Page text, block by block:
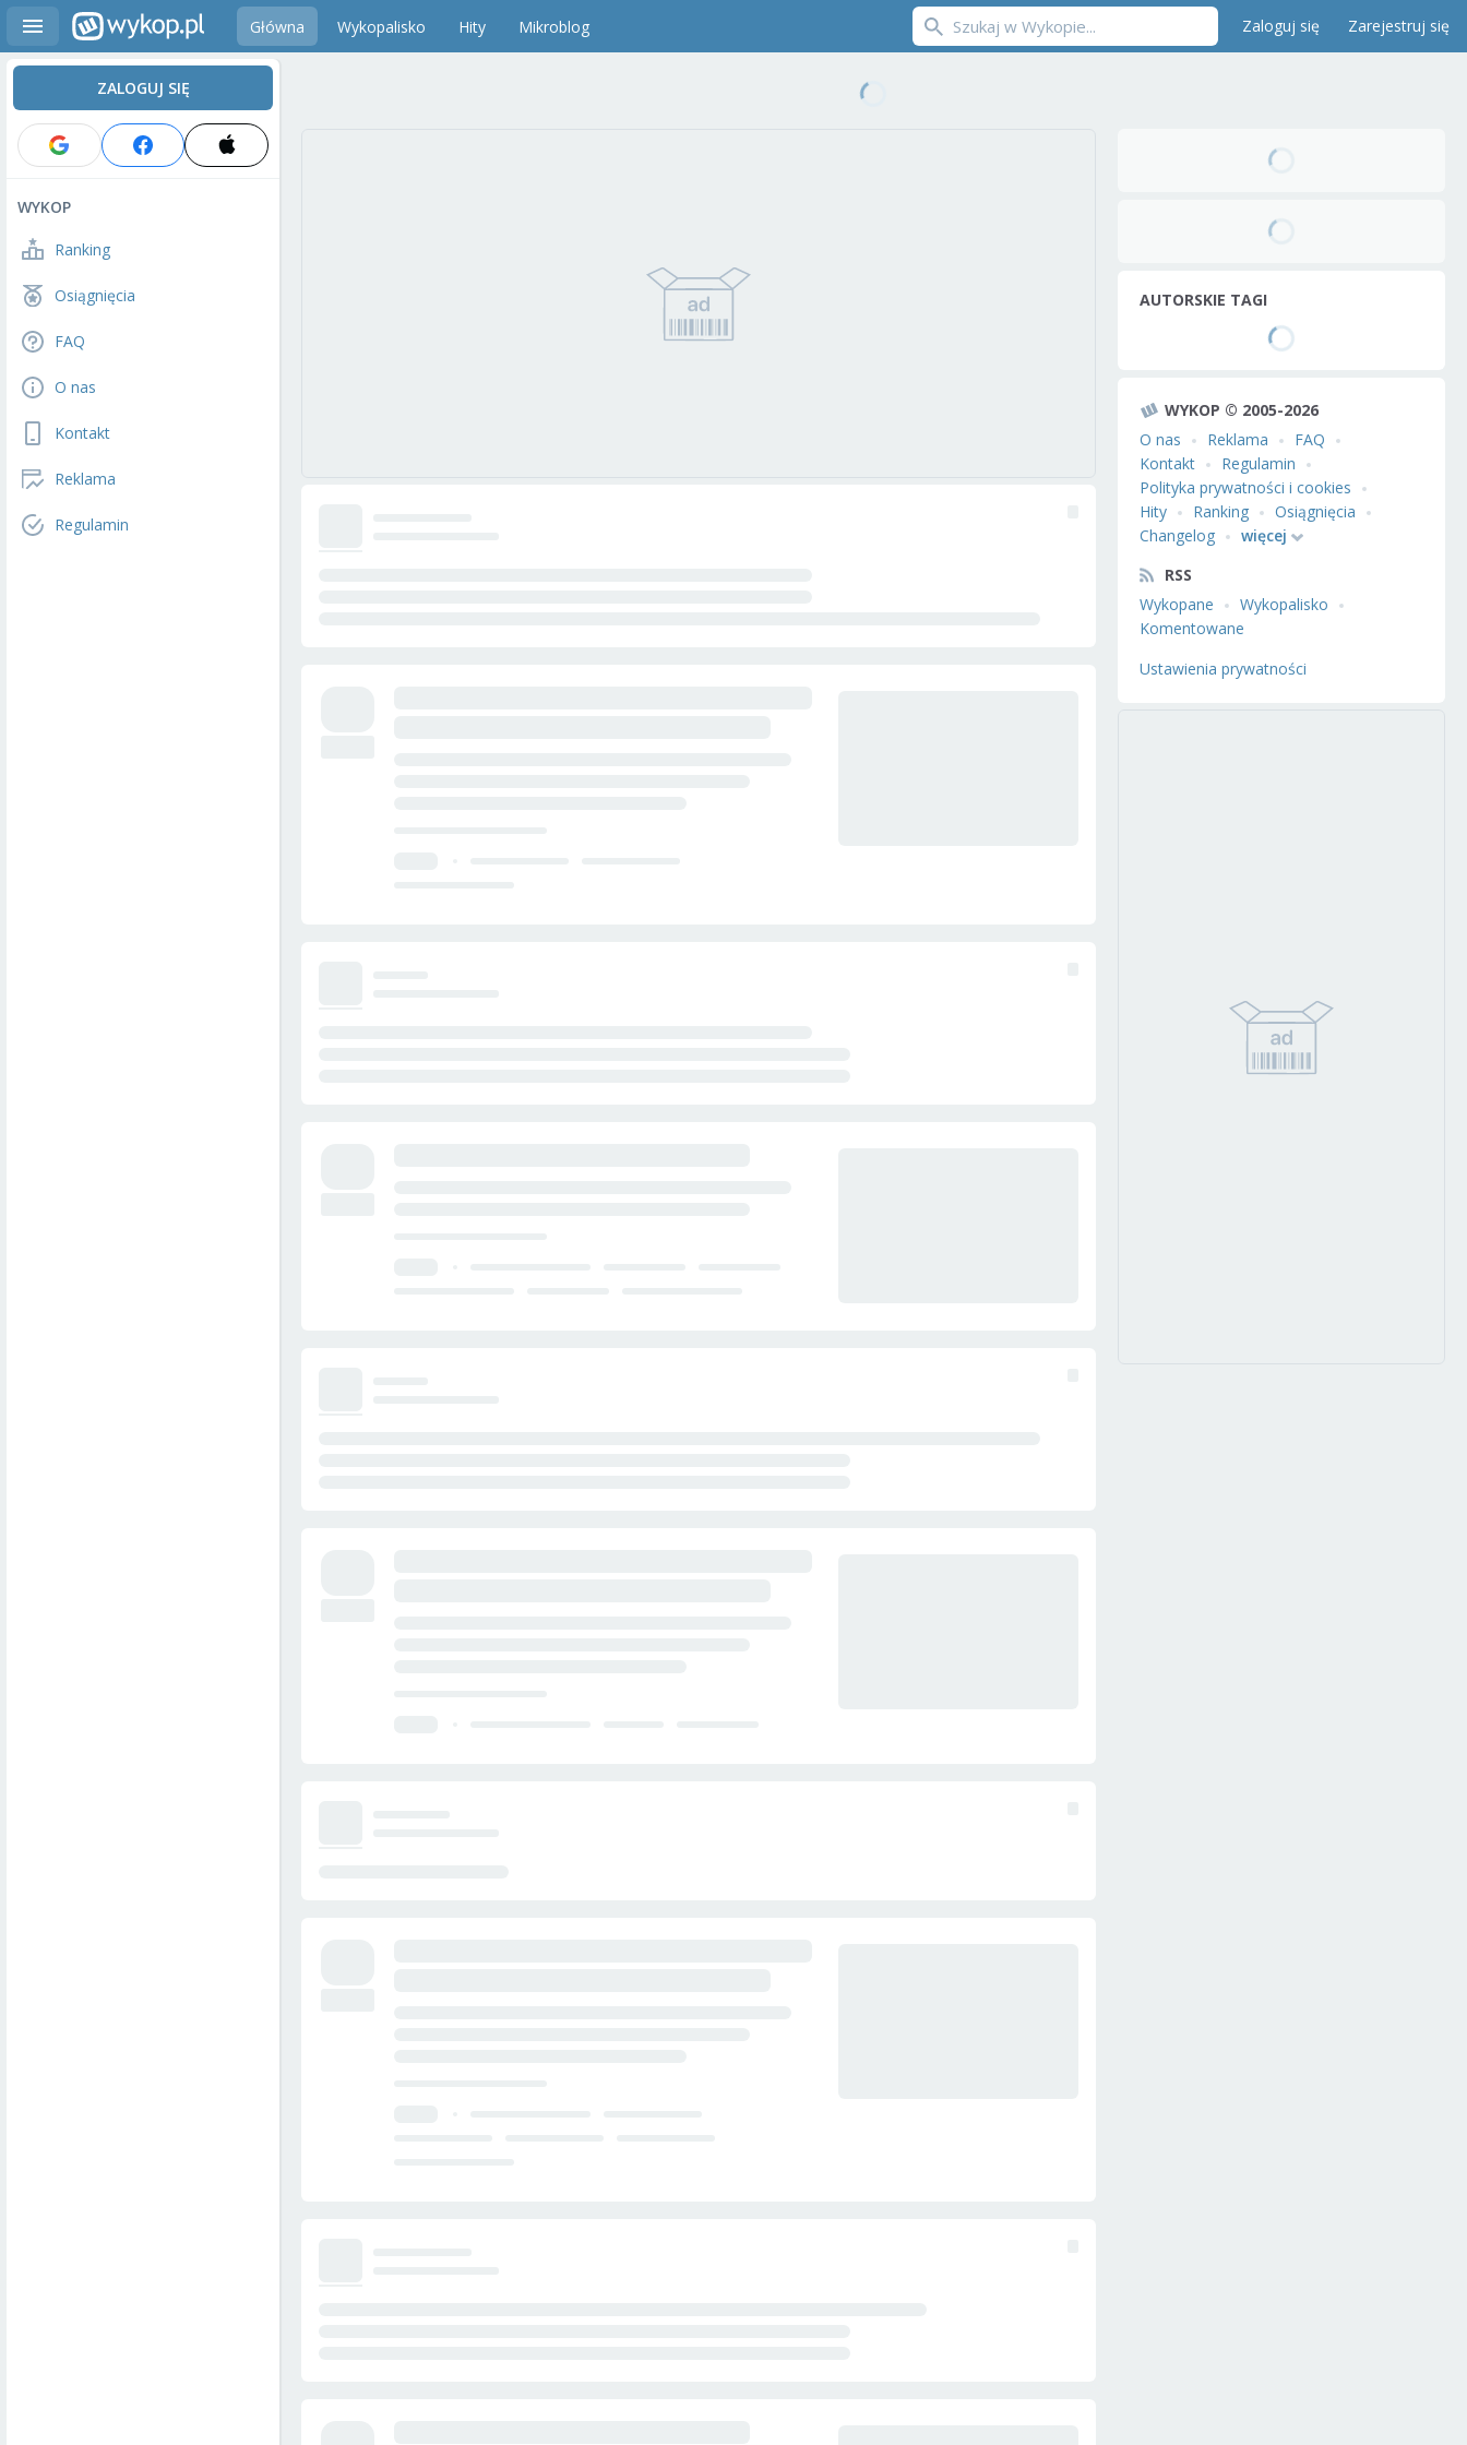
Główna Wykopalisko Hity Mikroblog Zaloguj się Zarejestruj się
ZALOGUJ SIĘ
WYKOP
Ranking
Osiągnięcia
FAQ
O nas
Kontakt
Reklama
Regulamin
AUTORSKIE TAGI
WYKOP © 2005-2026
O nas
Reklama
FAQ
Kontakt
Regulamin
Polityka prywatności i cookies
Hity
Ranking
Osiągnięcia
Changelog
więcej
RSS
Wykopane
Wykopalisko
Komentowane
Ustawienia prywatności